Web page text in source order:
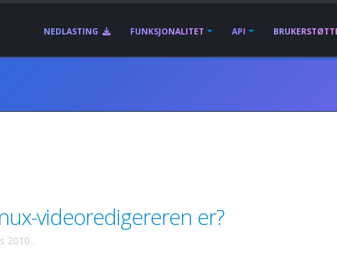
NEDLASTING FUNKSJONALITET API
videoredigereren er?
2010 .